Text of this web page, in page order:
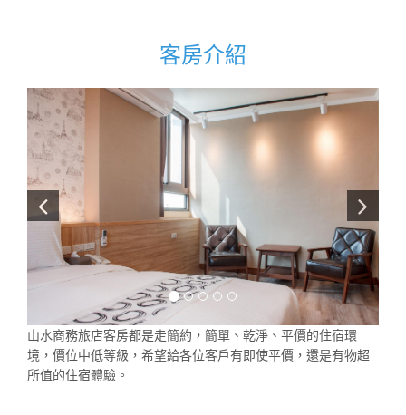
客房介紹
山水商務旅店客房都是走簡約，簡單、乾淨、平價的住宿環
境，價位中低等級，希望給各位客戶有即使平價，還是有物超
所值的住宿體驗。